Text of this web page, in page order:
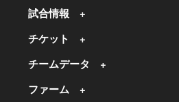
試合情報
チケット
チームデータ
ファーム